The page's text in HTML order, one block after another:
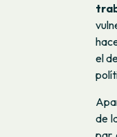
el
de